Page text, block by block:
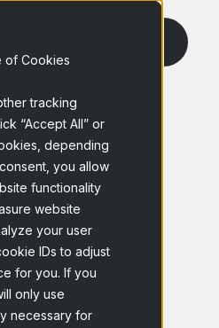
of Cookies
tracking
“Accept All” or
depending
you allow
functionality
website
your user
IDs to adjust
for you. If you
only use
necessary for